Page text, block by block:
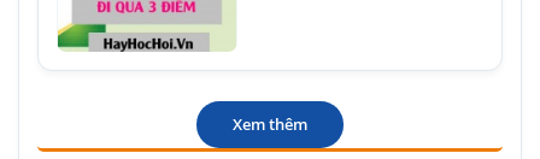
Xem thêm